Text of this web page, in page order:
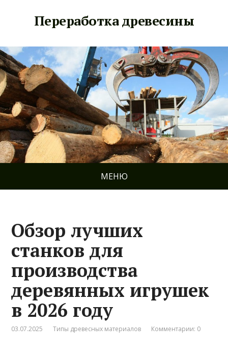
Переработка древесины
МЕНЮ
Обзор лучших
станков для
производства
деревянных игрушек
в 2026 году
03.07.2025 Типы древесных материалов Комментарии: 0